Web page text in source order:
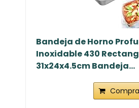
Bandeja de Horno
Inoxidable 430
31x24x4.5cm Bandeja...